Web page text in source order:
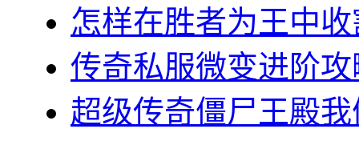
怎样在胜者为王中
传奇私服微变进阶
超级传奇僵尸王殿